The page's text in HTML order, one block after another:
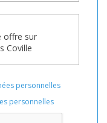
personnelles
personnelles